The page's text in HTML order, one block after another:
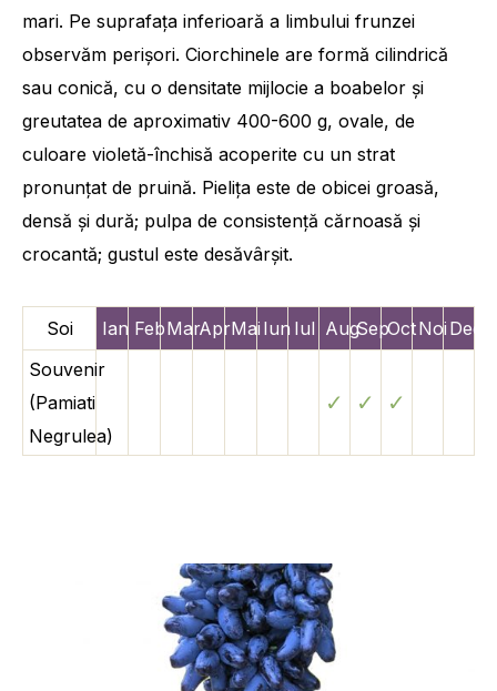
mari. Pe suprafaţa inferioară a limbului frunzei
observăm perişori. Ciorchinele are formă cilindrică
sau conică, cu o densitate mijlocie a boabelor şi
greutatea de aproximativ 400-600 g, ovale, de
culoare violetă-închisă acoperite cu un strat
pronunţat de pruină. Pieliţa este de obicei groasă,
densă şi dură; pulpa de consistenţă cărnoasă şi
crocantă; gustul este desăvârșit.
Soi Ian FebMarAprMai Iun Iul AugSepOctNoi Dec
Souvenir
(Pamiati
Negrulea)
✓ ✓ ✓